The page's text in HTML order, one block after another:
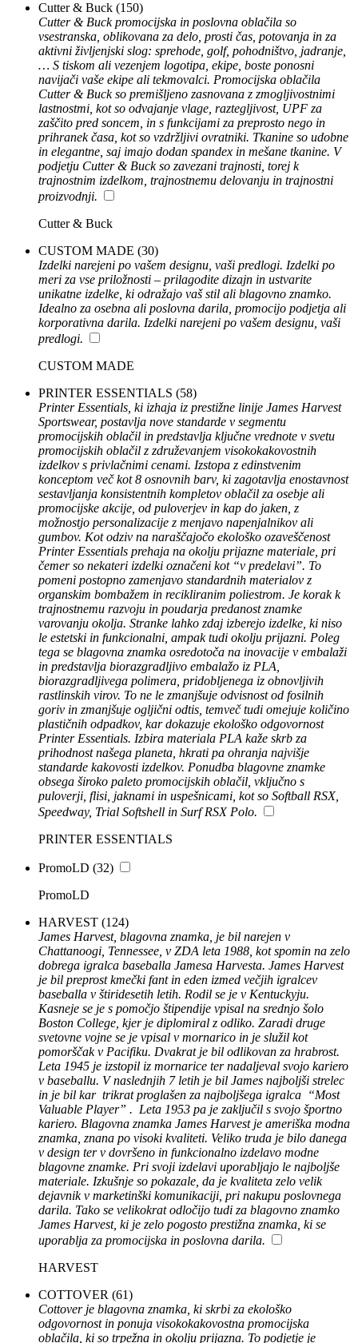
Cutter & Buck (150)
Cutter & Buck promocijska in poslovna oblačila so
vsestranska, oblikovana za delo, prosti čas, potovanja in za
aktivni življenjski slog: sprehode, golf, pohodništvo, jadranje,
… S tiskom ali vezenjem logotipa, ekipe, boste ponosni
navijači vaše ekipe ali tekmovalci. Promocijska oblačila
Cutter & Buck so premišljeno zasnovana z zmogljivostnimi
lastnostmi, kot so odvajanje vlage, raztegljivost, UPF za
zaščito pred soncem, in s funkcijami za preprosto nego in
prihranek časa, kot so vzdržljivi ovratniki. Tkanine so udobne
in elegantne, saj imajo dodan spandex in mešane tkanine. V
podjetju Cutter & Buck so zavezani trajnosti, torej k
trajnostnim izdelkom, trajnostnemu delovanju in trajnostni
proizvodnji.
Cutter & Buck
CUSTOM MADE (30)
Izdelki narejeni po vašem designu, vaši predlogi. Izdelki po
meri za vse priložnosti – prilagodite dizajn in ustvarite
unikatne izdelke, ki odražajo vaš stil ali blagovno znamko.
Idealno za osebna ali poslovna darila, promocijo podjetja ali
korporativna darila. Izdelki narejeni po vašem designu, vaši
predlogi.
CUSTOM MADE
PRINTER ESSENTIALS (58)
Printer Essentials, ki izhaja iz prestižne linije James Harvest
Sportswear, postavlja nove standarde v segmentu
promocijskih oblačil in predstavlja ključne vrednote v svetu
promocijskih oblačil z združevanjem visokokakovostnih
izdelkov s privlačnimi cenami. Izstopa z edinstvenim
konceptom več kot 8 osnovnih barv, ki zagotavlja enostavnost
sestavljanja konsistentnih kompletov oblačil za osebje ali
promocijske akcije, od puloverjev in kap do jaken, z
možnostjo personalizacije z menjavo napenjalnikov ali
gumbov. Kot odziv na naraščajočo ekološko ozaveščenost
Printer Essentials prehaja na okolju prijazne materiale, pri
čemer so nekateri izdelki označeni kot “v predelavi”. To
pomeni postopno zamenjavo standardnih materialov z
organskim bombažem in recikliranim poliestrom. Je korak k
trajnostnemu razvoju in poudarja predanost znamke
varovanju okolja. Stranke lahko zdaj izberejo izdelke, ki niso
le estetski in funkcionalni, ampak tudi okolju prijazni. Poleg
tega se blagovna znamka osredotoča na inovacije v embalaži
in predstavlja biorazgradljivo embalažo iz PLA,
biorazgradljivega polimera, pridobljenega iz obnovljivih
rastlinskih virov. To ne le zmanjšuje odvisnost od fosilnih
goriv in zmanjšuje ogljični odtis, temveč tudi omejuje količino
plastičnih odpadkov, kar dokazuje ekološko odgovornost
Printer Essentials. Izbira materiala PLA kaže skrb za
prihodnost našega planeta, hkrati pa ohranja najvišje
standarde kakovosti izdelkov. Ponudba blagovne znamke
obsega široko paleto promocijskih oblačil, vključno s
puloverji, flisi, jaknami in uspešnicami, kot so Softball RSX,
Speedway, Trial Softshell in Surf RSX Polo.
PRINTER ESSENTIALS
PromoLD (32)
PromoLD
HARVEST (124)
James Harvest, blagovna znamka, je bil narejen v
Chattanoogi, Tennessee, v ZDA leta 1988, kot spomin na zelo
dobrega igralca baseballa Jamesa Harvesta. James Harvest
je bil preprost kmečki fant in eden izmed večjih igralcev
baseballa v štiridesetih letih. Rodil se je v Kentuckyju.
Kasneje se je s pomočjo štipendije vpisal na srednjo šolo
Boston College, kjer je diplomiral z odliko. Zaradi druge
svetovne vojne se je vpisal v mornarico in je služil kot
pomorščak v Pacifiku. Dvakrat je bil odlikovan za hrabrost.
Leta 1945 je izstopil iz mornarice ter nadaljeval svojo kariero
v baseballu. V naslednjih 7 letih je bil James najboljši strelec
in je bil kar trikrat proglašen za najboljšega igralca “Most
Valuable Player” . Leta 1953 pa je zaključil s svojo športno
kariero. Blagovna znamka James Harvest je ameriška modna
znamka, znana po visoki kvaliteti. Veliko truda je bilo danega
v design ter v dovršeno in funkcionalno izdelavo modne
blagovne znamke. Pri svoji izdelavi uporabljajo le najboljše
materiale. Izkušnje so pokazale, da je kvaliteta zelo velik
dejavnik v marketinški komunikaciji, pri nakupu poslovnega
darila. Tako se velikokrat odločijo tudi za blagovno znamko
James Harvest, ki je zelo pogosto prestižna znamka, ki se
uporablja za promocijska in poslovna darila.
HARVEST
COTTOVER (61)
Cottover je blagovna znamka, ki skrbi za ekološko
odgovornost in ponuja visokokakovostna promocijska
oblačila, ki so trpežna in okolju prijazna. To podjetje je